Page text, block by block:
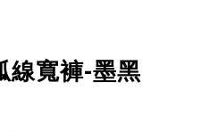
線寬褲-墨黑